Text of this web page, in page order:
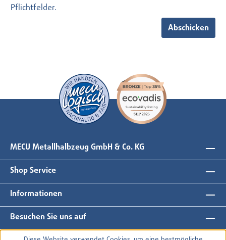
Pflichtfelder.
Abschicken
MECU Metallhalbzeug GmbH & Co. KG
Shop Service
Informationen
Besuchen Sie uns auf